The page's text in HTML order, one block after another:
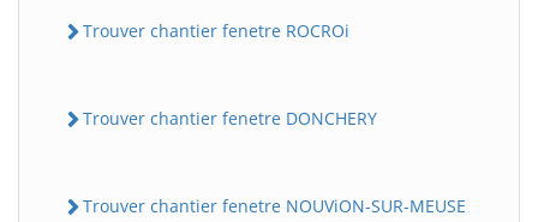
Trouver chantier fenetre ROCROi
Trouver chantier fenetre DONCHERY
Trouver chantier fenetre NOUViON-SUR-MEUSE